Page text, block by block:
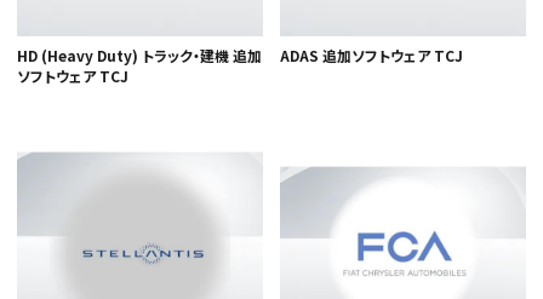
HD (Heavy Duty) トラック・建機 追加
ソフトウェア TCJ
ADAS 追加ソフトウェア TCJ